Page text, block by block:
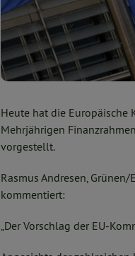
Heute hat die Europäische
Mehrjährigen
vorgestellt.
Rasmus Andresen,
kommentiert:
„Der Vorschlag der EU-